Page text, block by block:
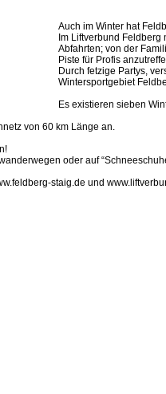
Auch im Winter hat
Im Liftverbund
Abfahrten; von der
Piste für Profis
Durch fetzige Partys,
Wintersportgebiet
Es existieren sieben
von 60 km Länge an.
oder auf
staig.de und